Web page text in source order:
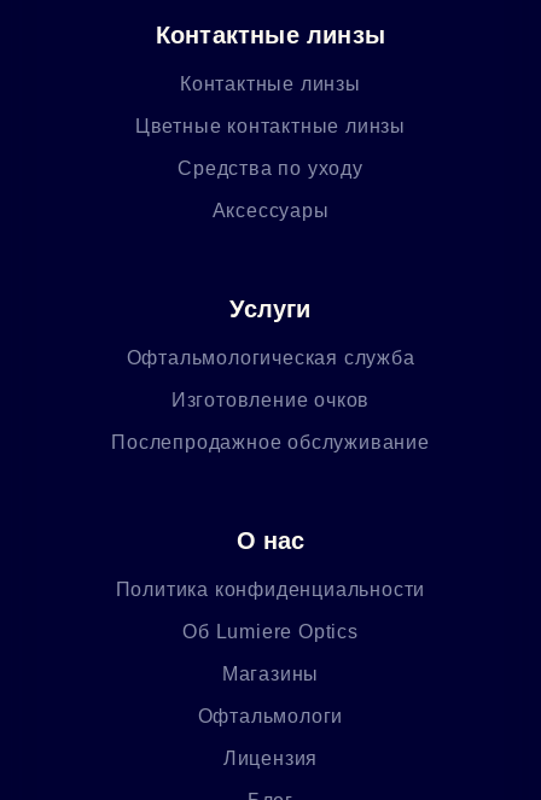
Контактные линзы
Контактные линзы
Цветные контактные линзы
Средства по уходу
Аксессуары
Услуги
Офтальмологическая служба
Изготовление очков
Послепродажное обслуживание
О нас
Политика конфиденциальности
Об Lumiere Optics
Магазины
Офтальмологи
Лицензия